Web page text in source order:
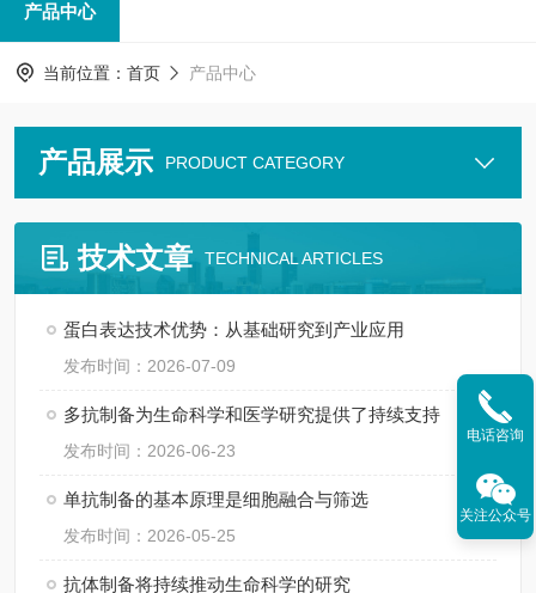
产品中心
当前位置： 首页 产品中心
产品展示 PRODUCT CATEGORY
技术文章 TECHNICAL ARTICLES
蛋白表达技术优势：从基础研究到产业应用
发布时间：2026-07-09
多抗制备为生命科学和医学研究提供了持续支持
发布时间：2026-06-23
单抗制备的基本原理是细胞融合与筛选
发布时间：2026-05-25
抗体制备将持续推动生命科学的研究
电话咨询
关注公众号